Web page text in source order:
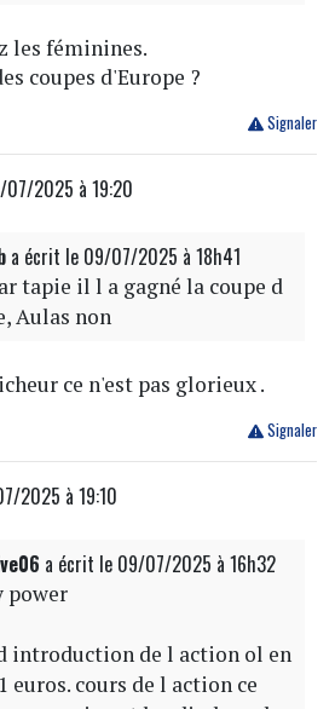
les féminines.
coupes d'Europe ?
Signaler
2025 à 19:20
a écrit le 09/07/2025 à 18h41
tapie il l a gagné la coupe d
Aulas non
ce n'est pas glorieux .
Signaler
2025 à 19:10
a écrit le 09/07/2025 à 16h32
power
introduction de l action ol en
euros. cours de l action ce